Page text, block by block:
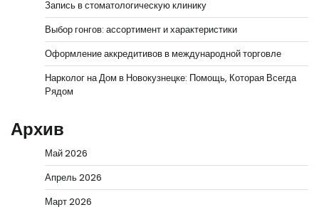
Запись в стоматологическую клинику
Выбор гонгов: ассортимент и характеристики
Оформление аккредитивов в международной торговле
Нарколог на Дом в Новокузнецке: Помощь, Которая Всегда
Рядом
Архив
Май 2026
Апрель 2026
Март 2026